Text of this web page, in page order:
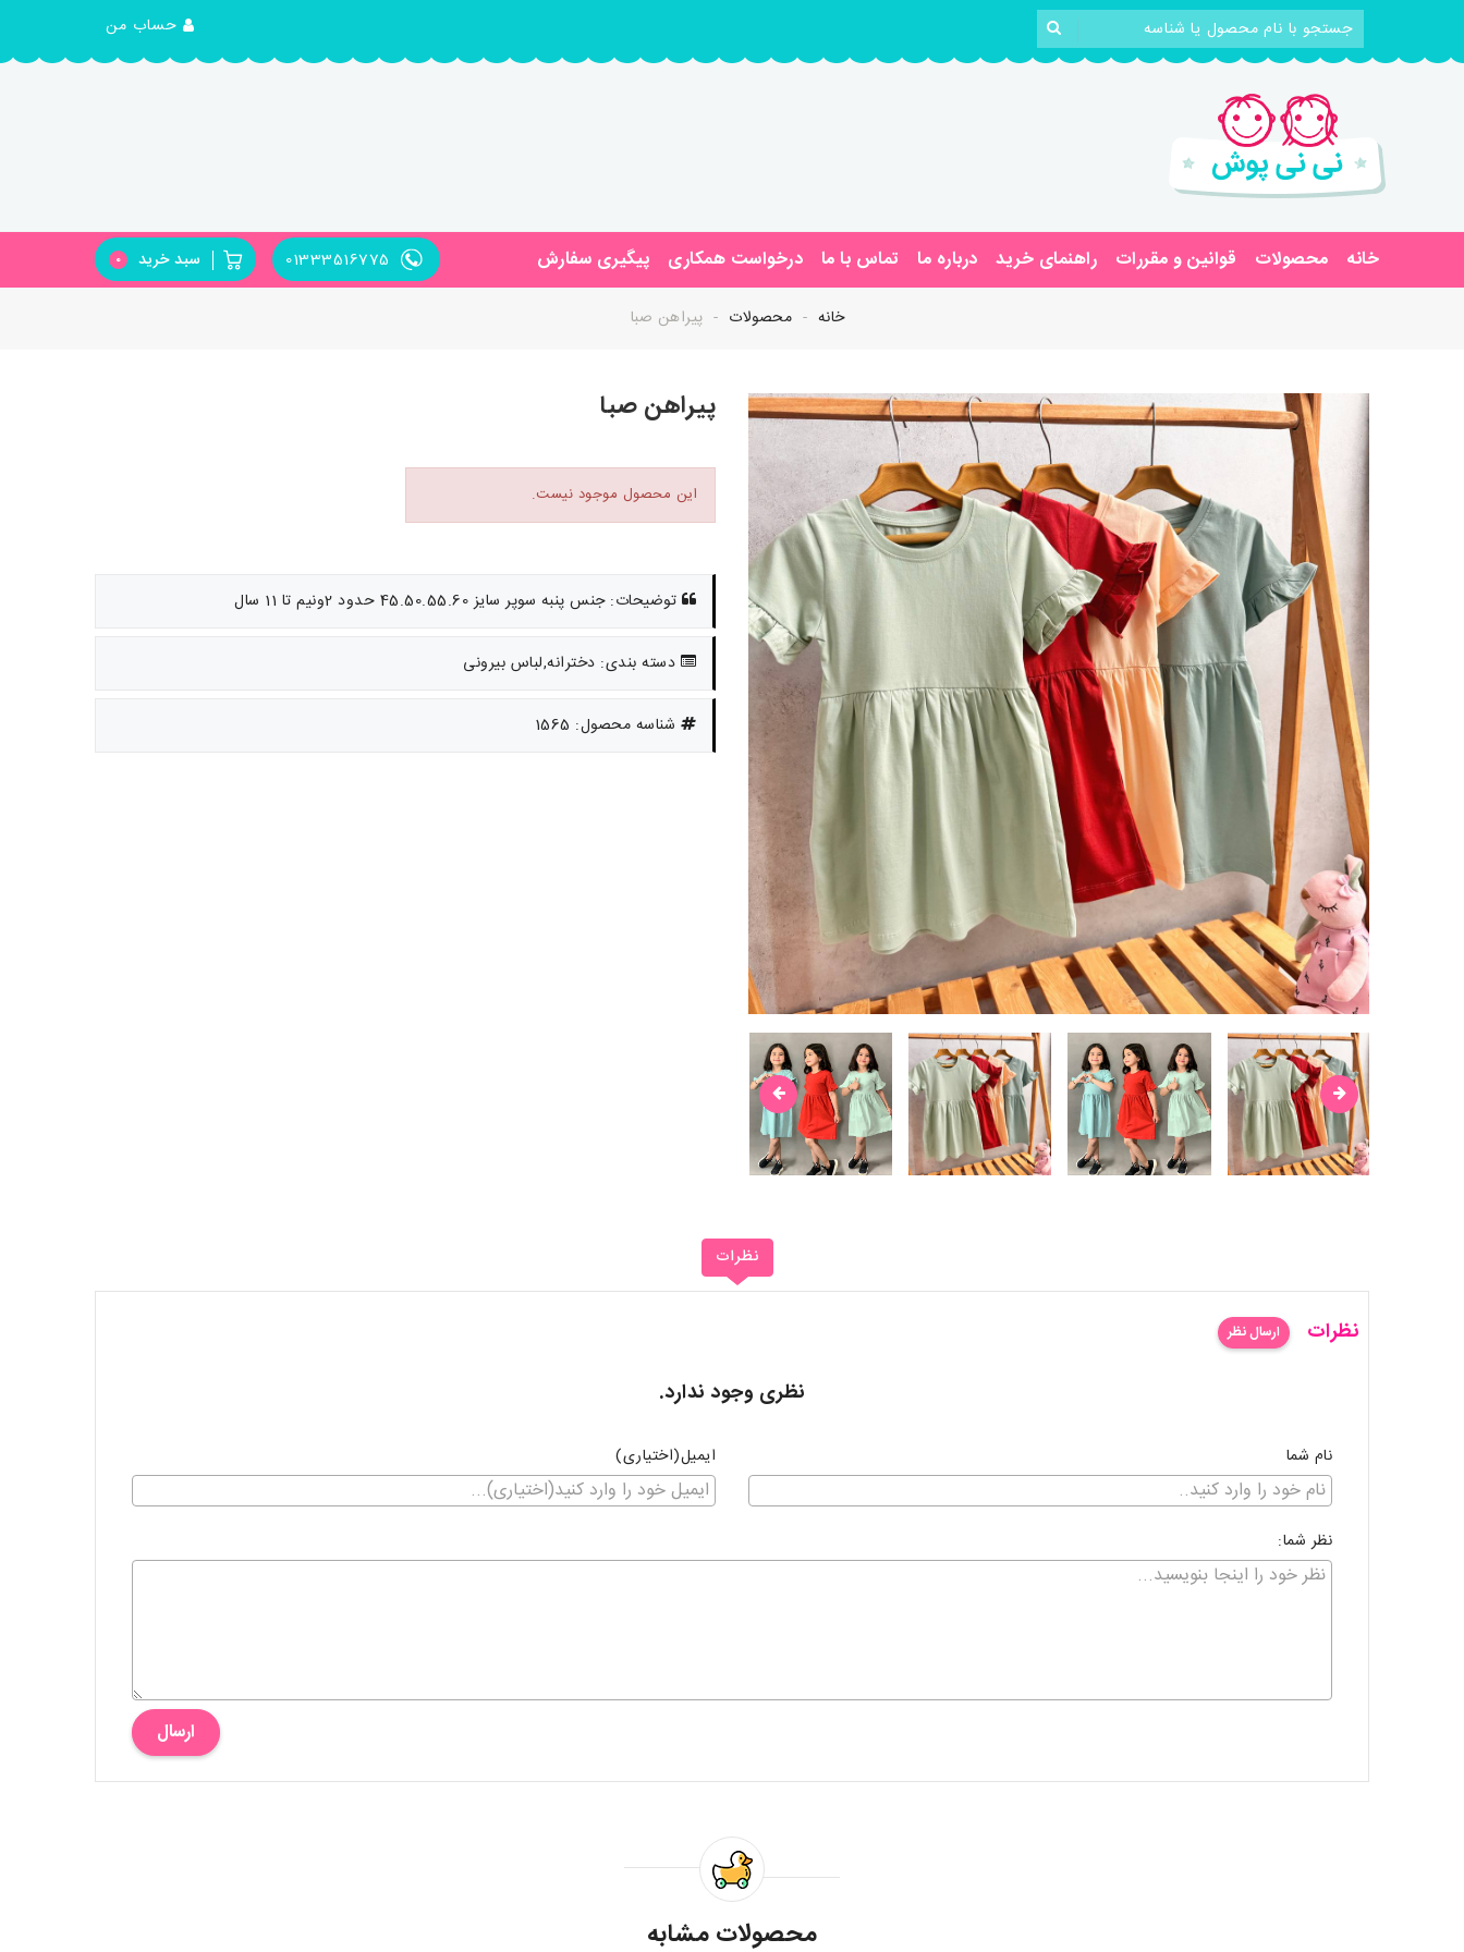
حساب من
خانه محصولات قوانین و مقررات راهنمای خرید درباره ما تماس با ما درخواست همکاری پیگیری سفارش سبد خرید 0 01333516775
خانه محصولات پیراهن صبا
پیراهن صبا
این محصول موجود نیست.
توضیحات: جنس پنبه سوپر سایز 45.50.55.60 حدود 2ونیم تا 11 سال
دسته بندی: دخترانه,لباس بیرونی
شناسه محصول: 1565
نظرات
نظرات ارسال نظر
نظری وجود ندارد.
نام شما ایمیل(اختیاری)
نظر شما:
ارسال
محصولات مشابه